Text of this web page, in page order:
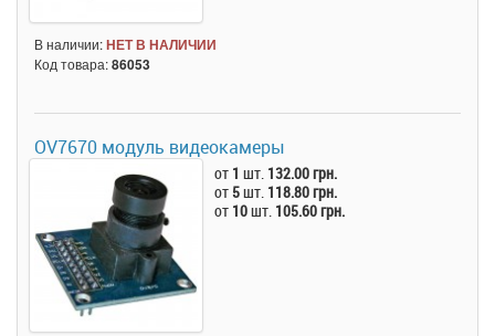
В наличии:НЕТ В НАЛИЧИИ
Код товара:86053
OV7670 модуль видеокамеры
от 1 шт. 132.00 грн.
от 5шт. 118.80 грн.
от 10шт. 105.60 грн.